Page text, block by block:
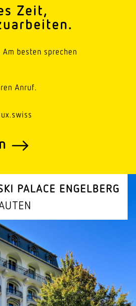
Zeit,
besten sprechen
Anruf.
PALACE ENGELBERG